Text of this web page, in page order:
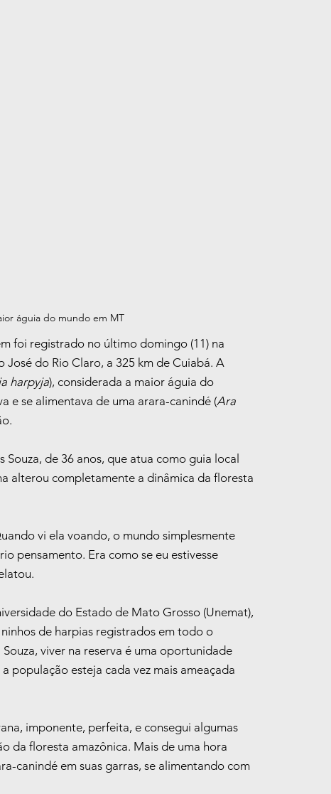
águia do mundo em MT
foi registrado no último domingo (11) na
José do Rio Claro, a 325 km de Cuiabá. A
harpyja), considerada a maior águia do
se alimentava de uma arara-canindé (Ara
de 36 anos, que atua como guia local
alterou completamente a dinâmica da floresta
vi ela voando, o mundo simplesmente
pensamento. Era como se eu estivesse
do Estado de Mato Grosso (Unemat),
de harpias registrados em todo o
viver na reserva é uma oportunidade
população esteja cada vez mais ameaçada
imponente, perfeita, e consegui algumas
da floresta amazônica. Mais de uma hora
canindé em suas garras, se alimentando com